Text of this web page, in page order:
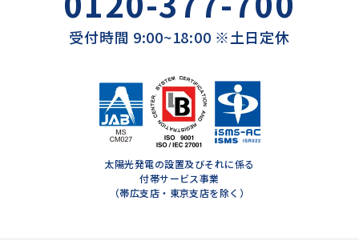
受付時間 9:00~18:00 ※土日定休
太陽光発電の設置及びそれに係る
付帯サービス事業
（帯広支店・東京支店を除く）